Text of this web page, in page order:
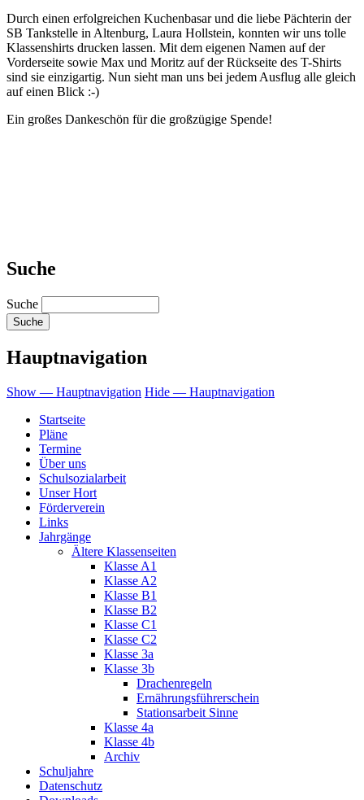
Durch einen erfolgreichen Kuchenbasar und die liebe Pächterin der
SB Tankstelle in Altenburg, Laura Hollstein, konnten wir uns tolle
Klassenshirts drucken lassen. Mit dem eigenen Namen auf der
Vorderseite sowie Max und Moritz auf der Rückseite des T-Shirts
sind sie einzigartig. Nun sieht man uns bei jedem Ausflug alle gleich
auf einen Blick :-)
Ein großes Dankeschön für die großzügige Spende!
Suche
Suche
Hauptnavigation
Show — Hauptnavigation Hide — Hauptnavigation
Startseite
Pläne
Termine
Über uns
Schulsozialarbeit
Unser Hort
Förderverein
Links
Jahrgänge
Ältere Klassenseiten
Klasse A1
Klasse A2
Klasse B1
Klasse B2
Klasse C1
Klasse C2
Klasse 3a
Klasse 3b
Drachenregeln
Ernährungsführerschein
Stationsarbeit Sinne
Klasse 4a
Klasse 4b
Archiv
Schuljahre
Datenschutz